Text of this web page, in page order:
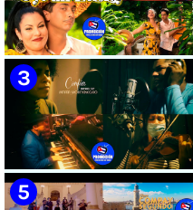
🟡 Susel Gómez (La China) ||
¨Oye Mi Leloley¨ || Director:
Onelio Jesús Larralde González
|| Música popular bailable
cubana || Videoclip || CUBA